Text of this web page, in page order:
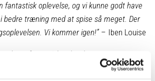
fantastisk oplevelse, og vi kunne godt have
bedre træning med at spise så meget. Der
Vi kommer igen!”– Iben Louise
en fantastisk oplevelse. I menuerne var
– det var smagen af Nordjylland,”